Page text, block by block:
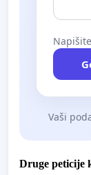
Vaši
Druge peticije